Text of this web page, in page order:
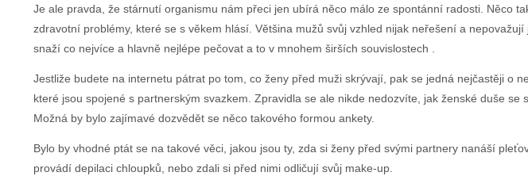
Je ale pravda, že stárnutí organismu nám přeci jen ubírá něco málo ze spontánní radosti. Něco
zdravotní problémy, které se s věkem hlásí. Většina mužů svůj vzhled nijak neřešení a
snaží co nejvíce a hlavně nejlépe pečovat a to v mnohem širších souvislostech .
Jestliže budete na internetu pátrat po tom, co ženy před muži skrývají, pak se jedná nejčastěji o
které jsou spojené s partnerským svazkem. Zpravidla se ale nikde nedozvíte, jak ženské duše
Možná by bylo zajímavé dozvědět se něco takového formou ankety.
Bylo by vhodné ptát se na takové věci, jakou jsou ty, zda si ženy před svými partnery nanáší
provádí depilaci chloupků, nebo zdali si před nimi odličují svůj make-up.